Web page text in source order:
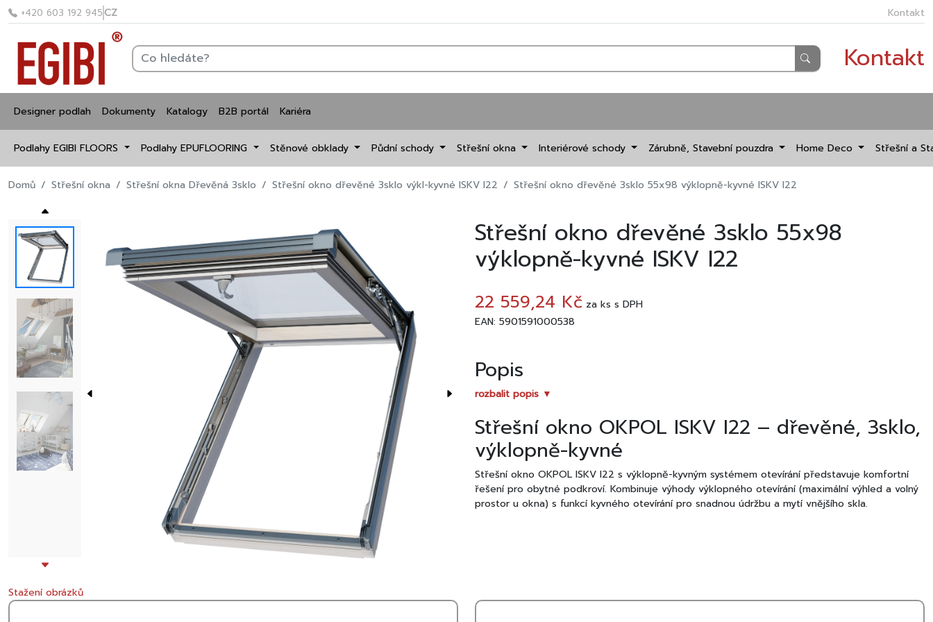
+420 603 192 945CZ Kontakt
Kontakt
Designer podlah Dokumenty Katalogy B2B portál Kariéra
Podlahy EGIBI FLOORS Podlahy EPUFLOORING Stěnové obklady Půdní schody Střešní okna Interiérové schody Zárubně, Stavební pouzdra Home Deco Střešní a
Domů Střešní okna Střešní okna Dřevěná 3sklo Střešní okno dřevěné 3sklo výkl-kyvné ISKV I22 Střešní okno dřevěné 3sklo 55x98 výklopně-kyvné ISKV I22
Stažení obrázků
Střešní okno dřevěné 3sklo 55x98
výklopně-kyvné ISKV I22
22 559,24 Kč za ks s DPH
EAN: 5901591000538
Popis
rozbalit popis ▼
Střešní okno OKPOL ISKV I22 – dřevěné, 3sklo,
výklopně-kyvné
Střešní okno OKPOL ISKV I22 s výklopně-kyvným systémem otevírání představuje komfortní
řešení pro obytné podkroví. Kombinuje výhody výklopného otevírání (maximální výhled a volný
prostor u okna) s funkcí kyvného otevírání pro snadnou údržbu a mytí vnějšího skla.